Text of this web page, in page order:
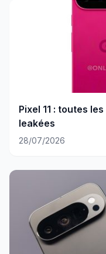
Pixel 11 : toutes
leakées
28/07/2026